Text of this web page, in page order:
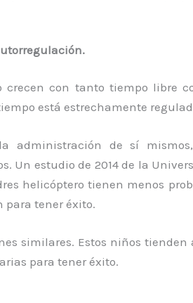
crecen con tanto tiempo libre
está estrechamente
administración de sí
Un estudio de 2014 de la
helicóptero tienen menos
tener éxito.
similares. Estos niños tienden
para tener éxito.